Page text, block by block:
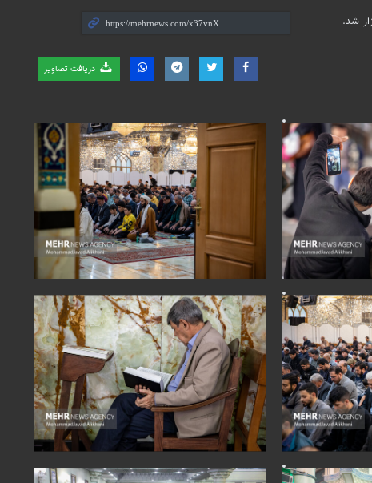
دریافت تصاویر
شد.